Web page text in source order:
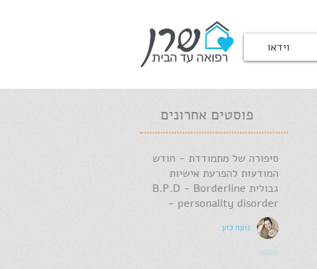
וידאו
סיפורה של מתמודדת - חודש
המודעות להפרעת אישיות
גבולית B.P.D - Borderline
personality disorder -
נועה כהן
פוסטים אחרונים